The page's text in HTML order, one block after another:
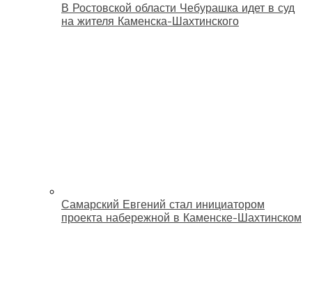
В Ростовской области Чебурашка идет в суд
на жителя Каменска-Шахтинского
Самарский Евгений стал инициатором
проекта набережной в Каменске-Шахтинском